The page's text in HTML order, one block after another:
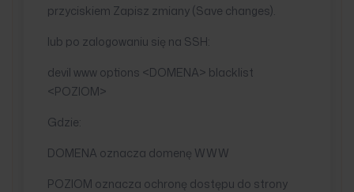
przyciskiem Zapisz zmiany (Save changes).
lub po zalogowaniu się na SSH:
devil www options <DOMENA> blacklist
<POZIOM>
Gdzie:
DOMENA oznacza domenę WWW
POZIOM oznacza ochronę dostępu do strony